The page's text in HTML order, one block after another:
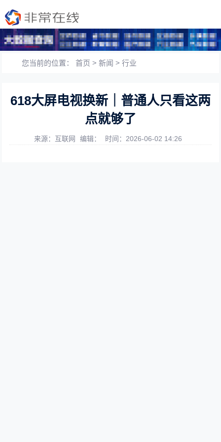
您当前的位置：首页 >新闻 >行业
618大屏电视换新｜普通人只看这两
点就够了
来源：互联网 编辑： 时间：2026-06-02 14:26